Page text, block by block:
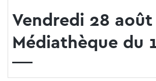
Vendredi 28
Médiathèque du